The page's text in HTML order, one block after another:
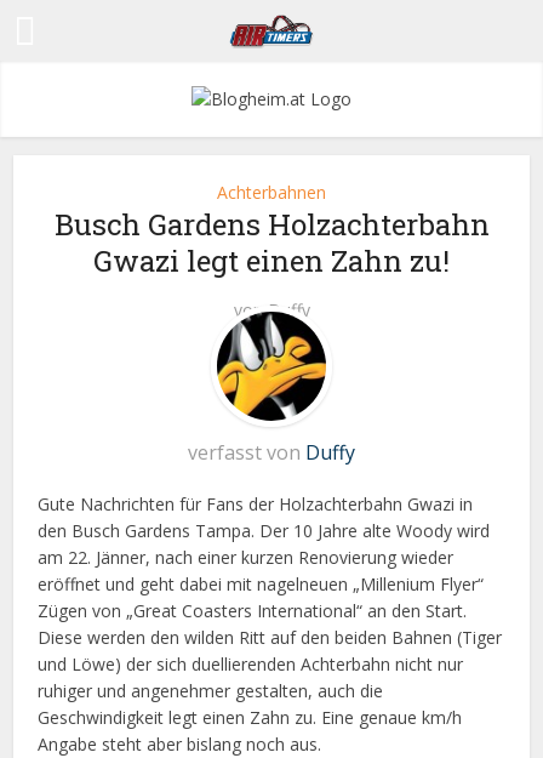
Achterbahnen
Busch Gardens Holzachterbahn
Gwazi legt einen Zahn zu!
vonDuffy
verfasst von Duffy
Gute Nachrichten für Fans der Holzachterbahn Gwazi in
den Busch Gardens Tampa. Der 10 Jahre alte Woody wird
am 22. Jänner, nach einer kurzen Renovierung wieder
eröffnet und geht dabei mit nagelneuen „Millenium Flyer“
Zügen von „Great Coasters International“ an den Start.
Diese werden den wilden Ritt auf den beiden Bahnen (Tiger
und Löwe) der sich duellierenden Achterbahn nicht nur
ruhiger und angenehmer gestalten, auch die
Geschwindigkeit legt einen Zahn zu. Eine genaue km/h
Angabe steht aber bislang noch aus.